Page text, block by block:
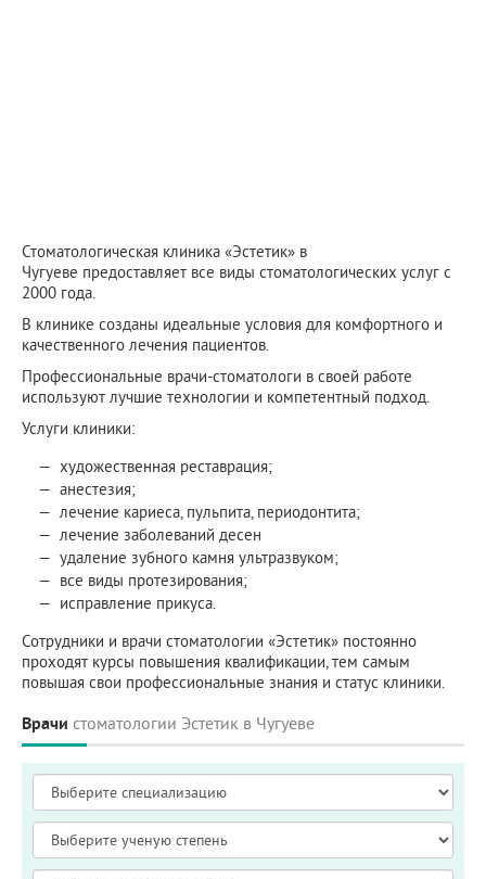
Стоматологическая клиника «Эстетик» в
Чугуеве предоставляет все виды стоматологических услуг с
2000 года.
В клинике созданы идеальные условия для комфортного и
качественного лечения пациентов.
Профессиональные врачи-стоматологи в своей работе
используют лучшие технологии и компетентный подход.
Услуги клиники:
художественная реставрация;
анестезия;
лечение кариеса, пульпита, периодонтита;
лечение заболеваний десен
удаление зубного камня ультразвуком;
все виды протезирования;
исправление прикуса.
Сотрудники и врачи стоматологии «Эстетик» постоянно
проходят курсы повышения квалификации, тем самым
повышая свои профессиональные знания и статус клиники.
Врачи стоматологии Эстетик в Чугуеве